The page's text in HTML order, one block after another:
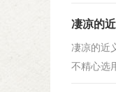
凄凉的
凄凉的近
不精心选